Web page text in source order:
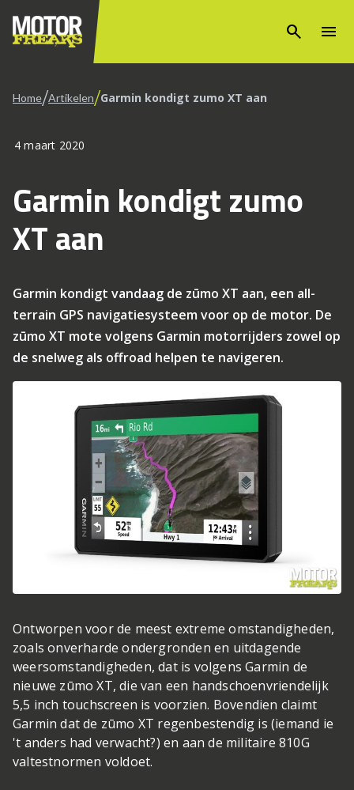
search menu
Home/Artikelen/Garmin kondigt zumo XT aan
4 maart 2020
Garmin kondigt zumo
XT aan
Garmin kondigt vandaag de zūmo XT aan, een all-
terrain GPS navigatiesysteem voor op de motor. De
zūmo XT mote volgens Garmin motorrijders zowel op
de snelweg als offroad helpen te navigeren.
Ontworpen voor de meest extreme omstandigheden,
zoals onverharde ondergronden en uitdagende
weersomstandigheden, dat is volgens Garmin de
nieuwe zūmo XT, die van een handschoenvriendelijk
5,5 inch touchscreen is voorzien. Bovendien claimt
Garmin dat de zūmo XT regenbestendig is (iemand ie
't anders had verwacht?) en aan de militaire 810G
valtestnormen voldoet.